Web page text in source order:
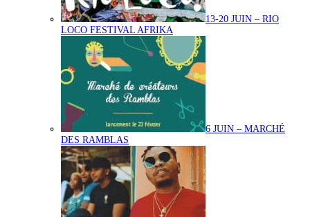
13-20 JUIN – RIO
LOCO FESTIVAL AFRIKA
6 JUIN – MARCHÉ
DES RAMBLAS